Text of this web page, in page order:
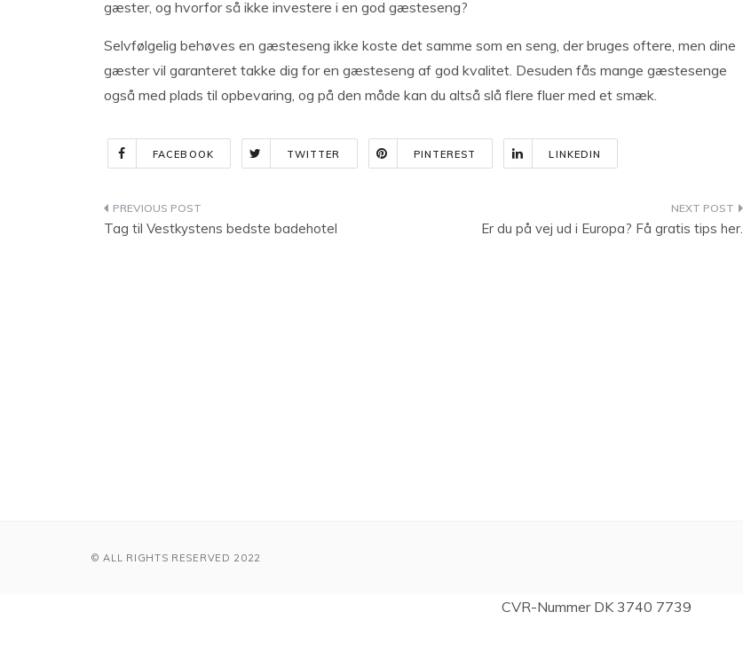
gæster, og hvorfor så ikke investere i en god gæsteseng?
Selvfølgelig behøves en gæsteseng ikke koste det samme som en seng, der bruges oftere, men dine
gæster vil garanteret takke dig for en gæsteseng af god kvalitet. Desuden fås mange gæstesenge
også med plads til opbevaring, og på den måde kan du altså slå flere fluer med et smæk.
FACEBOOK TWITTER PINTEREST LINKEDIN
Indlægsnavigation
Tag til Vestkystens bedste badehotel Er du på vej ud i Europa? Få gratis tips her.
© ALL RIGHTS RESERVED 2022
CVR-Nummer DK 3740 7739